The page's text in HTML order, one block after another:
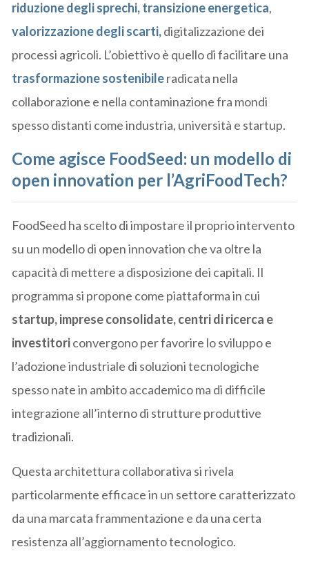
riduzione degli sprechi,transizione energetica,
valorizzazione degli scarti,digitalizzazione dei
processi agricoli. L’obiettivo è quello di facilitare una
trasformazione sostenibileradicata nella
collaborazione e nella contaminazione fra mondi
spesso distanti come industria, università e startup.
Come agisce FoodSeed: un modello di
open innovation per l’AgriFoodTech?
FoodSeed ha scelto di impostare il proprio intervento
su un modello di open innovation che va oltre la
capacità di mettere a disposizione dei capitali. Il
programma si propone come piattaforma in cui
startup, imprese consolidate, centri di ricerca e
investitoriconvergono per favorire lo sviluppo e
l’adozione industriale di soluzioni tecnologiche
spesso nate in ambito accademico ma di difficile
integrazione all’interno di strutture produttive
tradizionali.
Questa architettura collaborativa si rivela
particolarmente efficace in un settore caratterizzato
da una marcata frammentazione e da una certa
resistenza all’aggiornamento tecnologico.